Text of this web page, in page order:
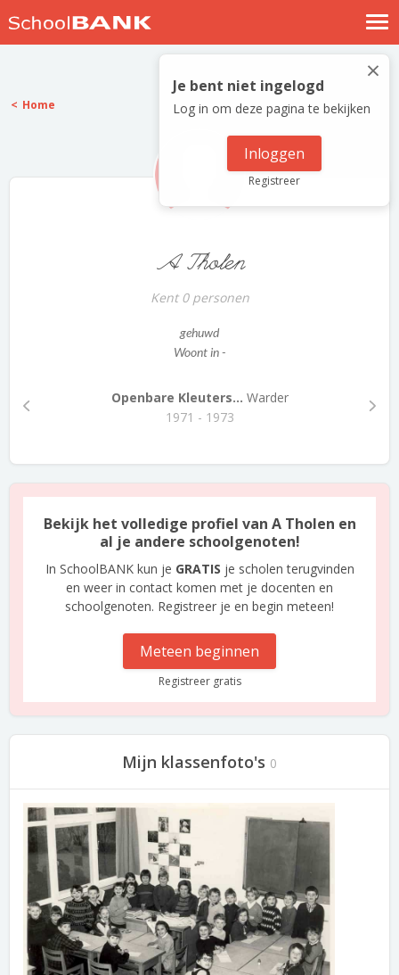
Nostalgische verhalen
Log in
Meld je gratis aan
×
Je bent niet ingelogd
Log in om deze pagina te bekijken
Inloggen
Registreer
Home
A Tholen
Kent 0 personen
gehuwd
Woont in -
Openbare Kleuters... Warder
1971 - 1973
Bekijk het volledige profiel van A Tholen en
al je andere schoolgenoten!
In SchoolBANK kun je GRATIS je scholen terugvinden
en weer in contact komen met je docenten en
schoolgenoten. Registreer je en begin meteen!
Meteen beginnen
Registreer gratis
Mijn klassenfoto's 0